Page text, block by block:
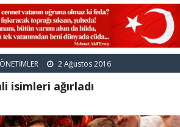
2 Ağustos 2016
isimleri ağırladı